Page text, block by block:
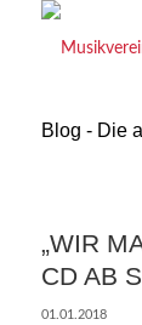
Blog - Die
„WIR
CD AB
01.01.2018